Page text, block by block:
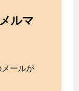
ルマ
ールが